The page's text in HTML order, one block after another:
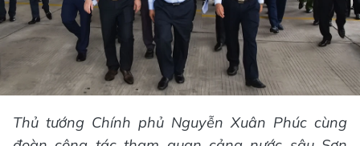
Thủ tướng Chính phủ Nguyễn Xuân Phúc cùng